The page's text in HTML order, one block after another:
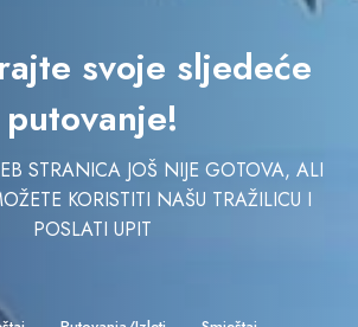
svoje sljedeće
putovanje!
STRANICA JOŠ NIJE GOTOVA, ALI
KORISTITI NAŠU TRAŽILICU I
POSLATI UPIT